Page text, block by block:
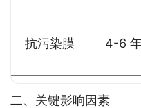
抗污染膜 4-6
二、关键影响因素